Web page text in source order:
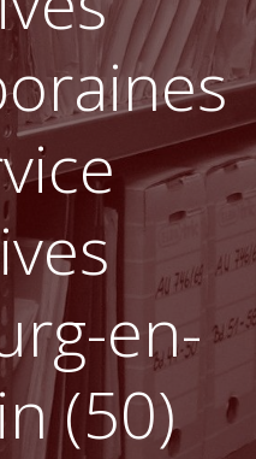
en-
(50)